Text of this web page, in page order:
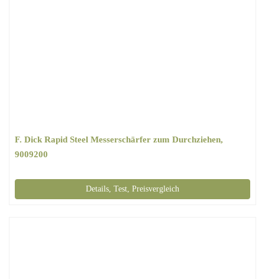
F. Dick Rapid Steel Messerschärfer zum Durchziehen,
9009200
Details, Test, Preisvergleich